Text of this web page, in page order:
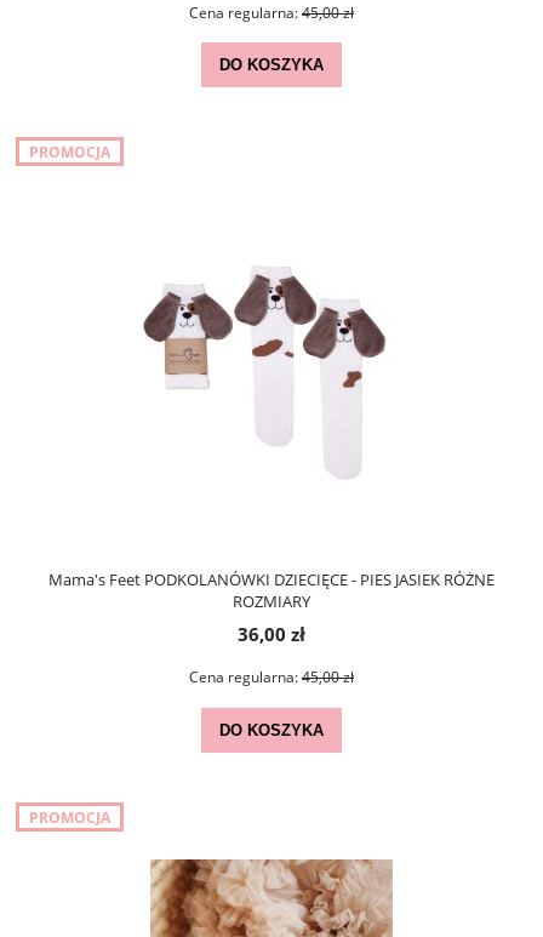
Cena regularna:45,00 zł
DO KOSZYKA
Mama's Feet PODKOLANÓWKI DZIECIĘCE - PIES JASIEK RÓŻNE
ROZMIARY
36,00 zł
Cena regularna:45,00 zł
DO KOSZYKA
PROMOCJA
PROMOCJA